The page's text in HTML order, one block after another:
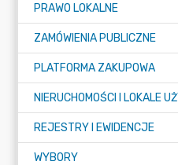
PRAWO LOKALNE
ZAMÓWIENIA PUBLICZNE
PLATFORMA ZAKUPOWA
REJESTRY I EWIDENCJE
WYBORY